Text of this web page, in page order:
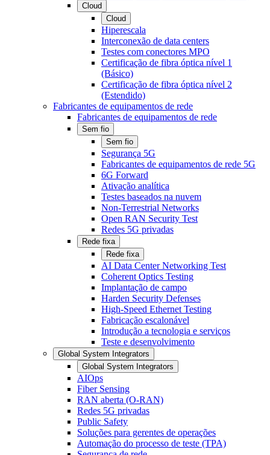
Cloud
Cloud
Hiperescala
Interconexão de data centers
Testes com conectores MPO
Certificação de fibra óptica nível 1
(Básico)
Certificação de fibra óptica nível 2
(Estendido)
Fabricantes de equipamentos de rede
Fabricantes de equipamentos de rede
Sem fio
Sem fio
Segurança 5G
Fabricantes de equipamentos de rede 5G
6G Forward
Ativação analítica
Testes baseados na nuvem
Non-Terrestrial Networks
Open RAN Security Test
Redes 5G privadas
Rede fixa
Rede fixa
AI Data Center Networking Test
Coherent Optics Testing
Implantação de campo
Harden Security Defenses
High-Speed Ethernet Testing
Fabricação escalonável
Introdução a tecnologia e serviços
Teste e desenvolvimento
Global System Integrators
Global System Integrators
AIOps
Fiber Sensing
RAN aberta (O-RAN)
Redes 5G privadas
Public Safety
Soluções para gerentes de operações
Automação do processo de teste (TPA)